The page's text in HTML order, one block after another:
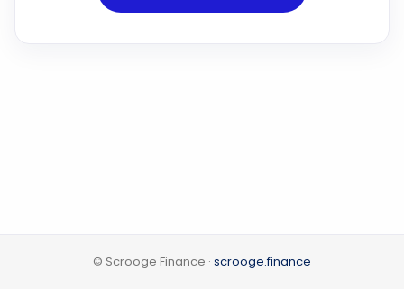
© Scrooge Finance · scrooge.finance